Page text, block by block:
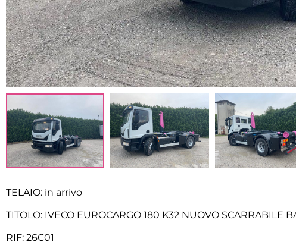
TELAIO: in arrivo
TITOLO: IVECO EUROCARGO 180 K32 NUOVO SCARRABILE
RIF: 26C01